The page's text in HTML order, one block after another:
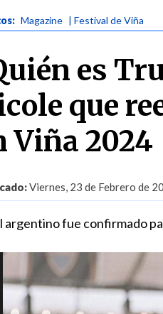
Magazine | Festival de Viña
es
que
Viña 2024
Viernes, 23 de Febrero de
argentino fue confirmado